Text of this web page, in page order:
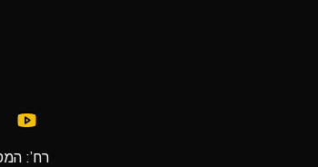
רח’: המסגר 35, ת”א - מגדל